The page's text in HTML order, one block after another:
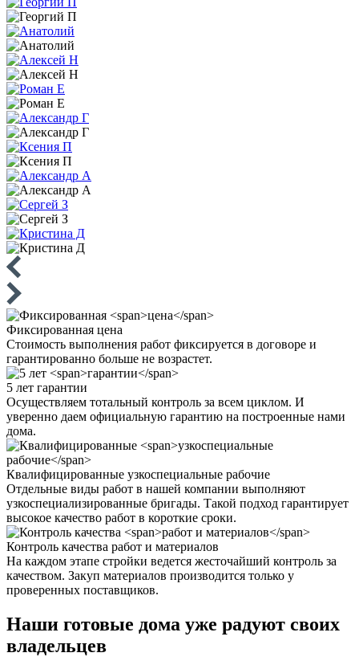
Фиксированная цена
Стоимость выполнения работ фиксируется в договоре и
гарантированно больше не возрастет.
5 лет гарантии
Осуществляем тотальный контроль за всем циклом. И
уверенно даем официальную гарантию на построенные нами
дома.
Квалифицированные узкоспециальные рабочие
Отдельные виды работ в нашей компании выполняют
узкоспециализированные бригады. Такой подход гарантирует
высокое качество работ в короткие сроки.
Контроль качества работ и материалов
На каждом этапе стройки ведется жесточайший контроль за
качеством. Закуп материалов производится только у
проверенных поставщиков.
Наши готовые дома уже радуют своих
владельцев